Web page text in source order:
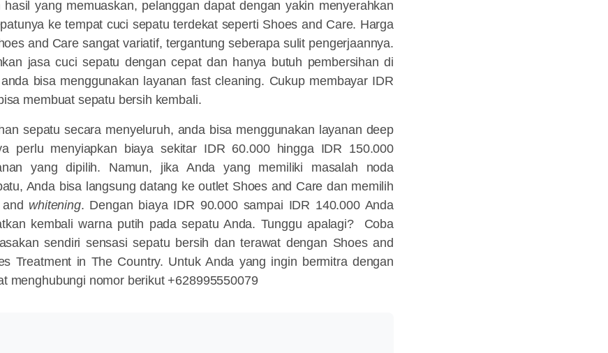
yang memuaskan, pelanggan dapat dengan yakin menyerahkan
ke tempat cuci sepatu terdekat seperti Shoes and Care. Harga
and Care sangat variatif, tergantung seberapa sulit pengerjaannya.
jasa cuci sepatu dengan cepat dan hanya butuh pembersihan di
bisa menggunakan layanan fast cleaning. Cukup membayar IDR
membuat sepatu bersih kembali.
sepatu secara menyeluruh, anda bisa menggunakan layanan deep
perlu menyiapkan biaya sekitar IDR 60.000 hingga IDR 150.000
yang dipilih. Namun, jika Anda yang memiliki masalah noda
Anda bisa langsung datang ke outlet Shoes and Care dan memilih
whitening. Dengan biaya IDR 90.000 sampai IDR 140.000 Anda
kembali warna putih pada sepatu Anda. Tunggu apalagi? Coba
sendiri sensasi sepatu bersih dan terawat dengan Shoes and
Treatment in The Country. Untuk Anda yang ingin bermitra dengan
menghubungi nomor berikut +628995550079